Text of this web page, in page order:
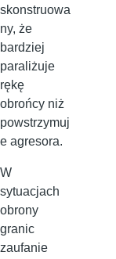
skonstruowa
ny, że
bardziej
paraliżuje
rękę
obrońcy niż
powstrzymuj
e agresora.
W
sytuacjach
obrony
granic
zaufanie